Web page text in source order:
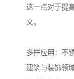
这一点对于提
义。
多样应用：不
建筑与装饰领